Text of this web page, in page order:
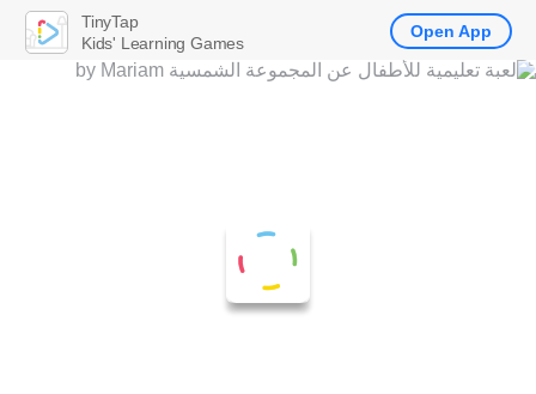
TinyTap
Kids' Learning Games
Open App